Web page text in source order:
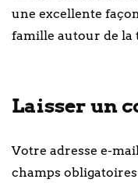
une excellente
famille autour de la
Laisser un
Votre adresse e-
champs